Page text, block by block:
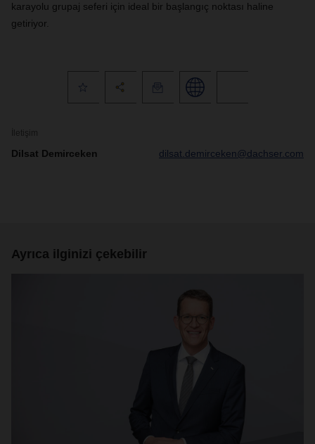
karayolu grupaj seferi için ideal bir başlangıç noktası haline
getiriyor.
İletişim
Dilsat Demirceken dilsat.demirceken@dachser.com
Ayrıca ilginizi çekebilir